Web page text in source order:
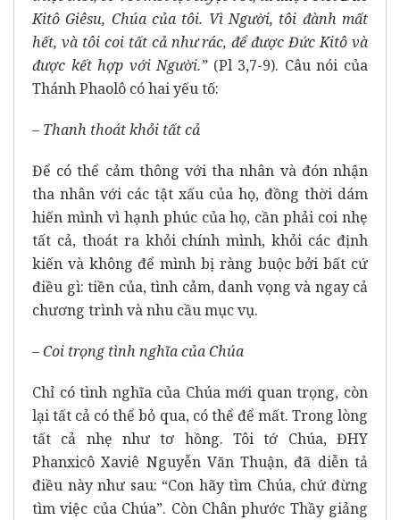
Kitô Giêsu, Chúa của tôi. Vì Người, tôi đành mất
hết, và tôi coi tất cả như rác, để được Đức Kitô và
được kết hợp với Người.” (Pl 3,7-9). Câu nói của
Thánh Phaolô có hai yếu tố:
– Thanh thoát khỏi tất cả
Để có thể cảm thông với tha nhân và đón nhận
tha nhân với các tật xấu của họ, đồng thời dám
hiến mình vì hạnh phúc của họ, cần phải coi nhẹ
tất cả, thoát ra khỏi chính mình, khỏi các định
kiến và không để mình bị ràng buộc bởi bất cứ
điều gì: tiền của, tình cảm, danh vọng và ngay cả
chương trình và nhu cầu mục vụ.
– Coi trọng tình nghĩa của Chúa
Chỉ có tình nghĩa của Chúa mới quan trọng, còn
lại tất cả có thể bỏ qua, có thể để mất. Trong lòng
tất cả nhẹ như tơ hồng. Tôi tớ Chúa, ĐHY
Phanxicô Xaviê Nguyễn Văn Thuận, đã diễn tả
điều này như sau: “Con hãy tìm Chúa, chứ đừng
tìm việc của Chúa”. Còn Chân phước Thầy giảng